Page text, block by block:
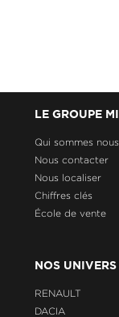
LE GROUPE
Qui sommes
Nous contacter
Nous localiser
Chiffres clés
École de vente
NOS UNIVERS
RENAULT
DACIA